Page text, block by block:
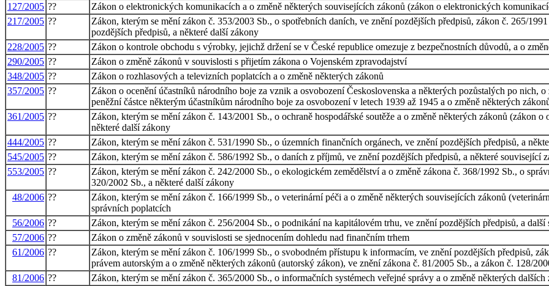
127/2005 ??
Zákon o elektronických komunikacích a o změně některých souvisejících zákonů (zákon o elektronických
217/2005 ??
Zákon, kterým se mění zákon č. 353/2003 Sb., o spotřebních daních, ve znění pozdějších předpisů, zákon č. 265/
pozdějších předpisů, a některé další zákony
228/2005 ??
Zákon o kontrole obchodu s výrobky, jejichž držení se v České republice omezuje z bezpečnostních důvodů, a o
290/2005 ??
Zákon o změně zákonů v souvislosti s přijetím zákona o Vojenském zpravodajství
348/2005 ??
Zákon o rozhlasových a televizních poplatcích a o změně některých zákonů
357/2005 ??
Zákon o ocenění účastníků národního boje za vznik a osvobození Československa a některých pozůstalých po nich,
peněžní částce některým účastníkům národního boje za osvobození v letech 1939 až 1945 a o změně některých
361/2005 ??
Zákon, kterým se mění zákon č. 143/2001 Sb., o ochraně hospodářské soutěže a o změně některých zákonů (zákon
některé další zákony
444/2005 ??
Zákon, kterým se mění zákon č. 531/1990 Sb., o územních finančních orgánech, ve znění pozdějších předpisů, a
545/2005 ??
Zákon, kterým se mění zákon č. 586/1992 Sb., o daních z příjmů, ve znění pozdějších předpisů, a některé související
553/2005 ??
Zákon, kterým se mění zákon č. 242/2000 Sb., o ekologickém zemědělství a o změně zákona č. 368/1992 Sb., o
320/2002 Sb., a některé další zákony
48/2006 ??
Zákon, kterým se mění zákon č. 166/1999 Sb., o veterinární péči a o změně některých souvisejících zákonů
správních poplatcích
56/2006 ??
Zákon, kterým se mění zákon č. 256/2004 Sb., o podnikání na kapitálovém trhu, ve znění pozdějších předpisů, a
57/2006 ??
Zákon o změně zákonů v souvislosti se sjednocením dohledu nad finančním trhem
61/2006 ??
Zákon, kterým se mění zákon č. 106/1999 Sb., o svobodném přístupu k informacím, ve znění pozdějších předpisů,
právem autorským a o změně některých zákonů (autorský zákon), ve znění zákona č. 81/2005 Sb., a zákon č. 128/
81/2006 ??
Zákon, kterým se mění zákon č. 365/2000 Sb., o informačních systémech veřejné správy a o změně některých